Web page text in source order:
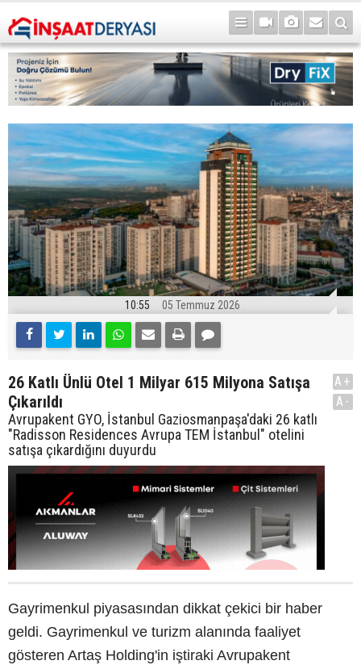
10:55 05 Temmuz 2026
26 Katlı Ünlü Otel 1 Milyar 615 Milyona Satışa
Çıkarıldı
Avrupakent GYO, İstanbul Gaziosmanpaşa'daki 26 katlı
"Radisson Residences Avrupa TEM İstanbul" otelini
satışa çıkardığını duyurdu
A+
A-
Gayrimenkul piyasasından dikkat çekici bir haber
geldi. Gayrimenkul ve turizm alanında faaliyet
gösteren Artaş Holding'in iştiraki Avrupakent